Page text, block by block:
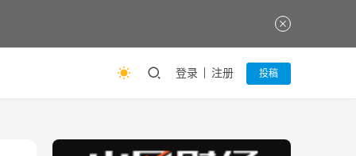
登录 注册 投稿